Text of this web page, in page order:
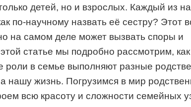
детей, но и взрослых. Каждый из
по-научному назвать её сестру? Этот
на самом деле может вызвать споры и
статье мы подробно рассмотрим,
роли в семье выполняют разные
нашу жизнь. Погрузимся в мир
всю красоту и сложности семейных